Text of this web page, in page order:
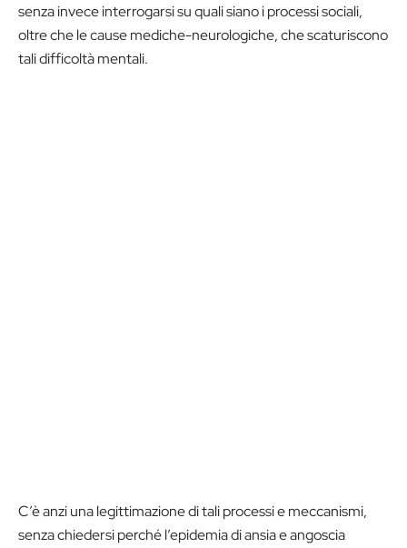
senza invece interrogarsi su quali siano i processi sociali,
oltre che le cause mediche-neurologiche, che scaturiscono
tali difficoltà mentali.
C’è anzi una legittimazione di tali processi e meccanismi,
senza chiedersi perché l’epidemia di ansia e angoscia